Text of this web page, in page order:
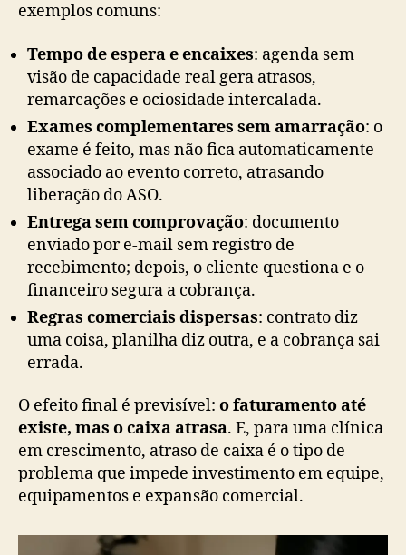
exemplos comuns:
Tempo de espera e encaixes: agenda sem
visão de capacidade real gera atrasos,
remarcações e ociosidade intercalada.
Exames complementares sem amarração: o
exame é feito, mas não fica automaticamente
associado ao evento correto, atrasando
liberação do ASO.
Entrega sem comprovação: documento
enviado por e-mail sem registro de
recebimento; depois, o cliente questiona e o
financeiro segura a cobrança.
Regras comerciais dispersas: contrato diz
uma coisa, planilha diz outra, e a cobrança sai
errada.
O efeito final é previsível: o faturamento até
existe, mas o caixa atrasa. E, para uma clínica
em crescimento, atraso de caixa é o tipo de
problema que impede investimento em equipe,
equipamentos e expansão comercial.